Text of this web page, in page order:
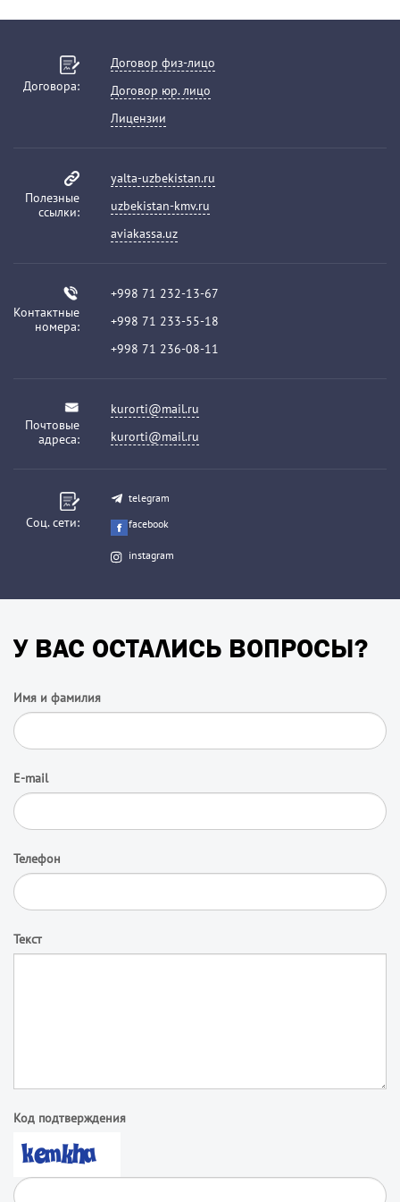
Договора:
Договор физ-лицо
Договор юр. лицо
Лицензии
Полезные
ссылки:
yalta-uzbekistan.ru
uzbekistan-kmv.ru
aviakassa.uz
Контактные
номера:
+998 71 232-13-67
+998 71 233-55-18
+998 71 236-08-11
Почтовые
адреса:
kurorti@mail.ru
kurorti@mail.ru
Соц. сети:
telegram
facebook
instagram
У ВАС ОСТАЛИСЬ ВОПРОСЫ?
Имя и фамилия
E-mail
Телефон
Текст
Код подтверждения